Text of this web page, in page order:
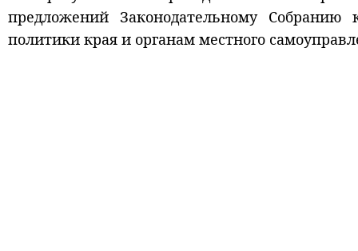
предложений Законодательному Собранию
политики края и органам местного